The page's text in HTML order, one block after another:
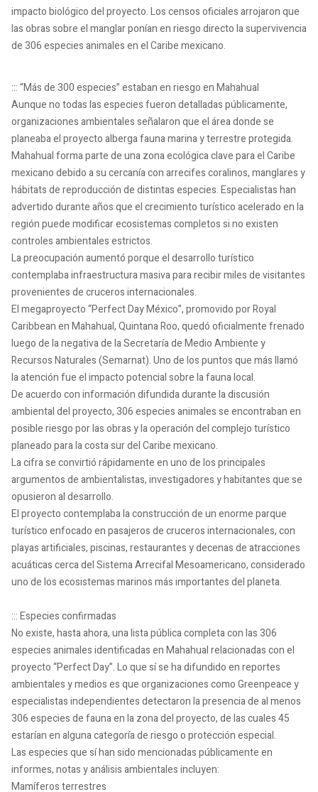
impacto biológico del proyecto. Los censos oficiales arrojaron que
las obras sobre el manglar ponían en riesgo directo la supervivencia
de 306 especies animales en el Caribe mexicano.
::: “Más de 300 especies” estaban en riesgo en Mahahual
Aunque no todas las especies fueron detalladas públicamente,
organizaciones ambientales señalaron que el área donde se
planeaba el proyecto alberga fauna marina y terrestre protegida.
Mahahual forma parte de una zona ecológica clave para el Caribe
mexicano debido a su cercanía con arrecifes coralinos, manglares y
hábitats de reproducción de distintas especies. Especialistas han
advertido durante años que el crecimiento turístico acelerado en la
región puede modificar ecosistemas completos si no existen
controles ambientales estrictos.
La preocupación aumentó porque el desarrollo turístico
contemplaba infraestructura masiva para recibir miles de visitantes
provenientes de cruceros internacionales.
El megaproyecto “Perfect Day México”, promovido por Royal
Caribbean en Mahahual, Quintana Roo, quedó oficialmente frenado
luego de la negativa de la Secretaría de Medio Ambiente y
Recursos Naturales (Semarnat). Uno de los puntos que más llamó
la atención fue el impacto potencial sobre la fauna local.
De acuerdo con información difundida durante la discusión
ambiental del proyecto, 306 especies animales se encontraban en
posible riesgo por las obras y la operación del complejo turístico
planeado para la costa sur del Caribe mexicano.
La cifra se convirtió rápidamente en uno de los principales
argumentos de ambientalistas, investigadores y habitantes que se
opusieron al desarrollo.
El proyecto contemplaba la construcción de un enorme parque
turístico enfocado en pasajeros de cruceros internacionales, con
playas artificiales, piscinas, restaurantes y decenas de atracciones
acuáticas cerca del Sistema Arrecifal Mesoamericano, considerado
uno de los ecosistemas marinos más importantes del planeta.
::: Especies confirmadas
No existe, hasta ahora, una lista pública completa con las 306
especies animales identificadas en Mahahual relacionadas con el
proyecto “Perfect Day”. Lo que sí se ha difundido en reportes
ambientales y medios es que organizaciones como Greenpeace y
especialistas independientes detectaron la presencia de al menos
306 especies de fauna en la zona del proyecto, de las cuales 45
estarían en alguna categoría de riesgo o protección especial.
Las especies que sí han sido mencionadas públicamente en
informes, notas y análisis ambientales incluyen:
Mamíferos terrestres